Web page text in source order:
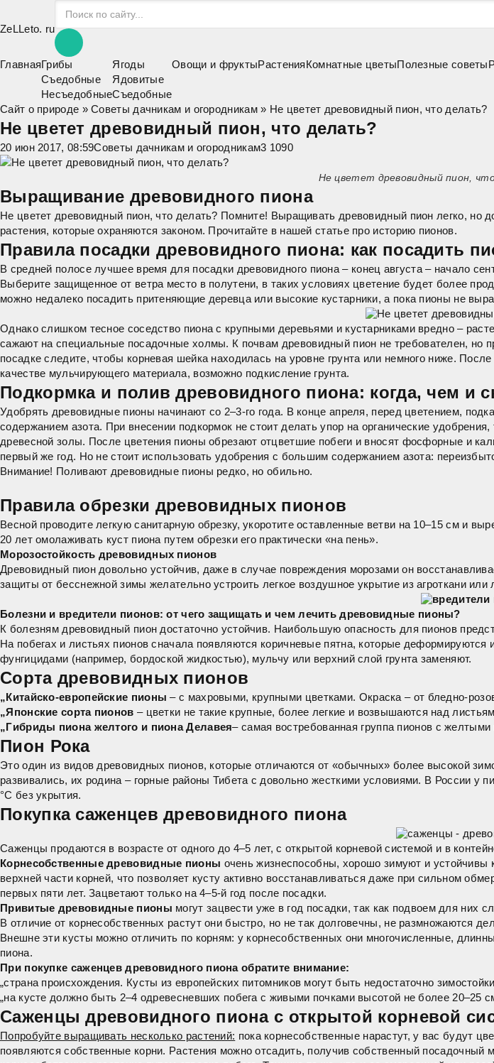
ZeLLeto. ru
ГлавнаяГрибы
Съедобные
Несъедобные
Ягоды
Ядовитые
Съедобные
Овощи и фруктыРастенияКомнатные цветыПолезные советы
Сайт о природе »Советы дачникам и огородникам» Не цветет древовидный пион, что делать?
Не цветет древовидный пион, что делать?
20 июн 2017, 08:59Советы дачникам и огородникам3 1090
Не цветет древовидный пион,
Выращивание древовидного пиона
Не цветет древовидный пион, что делать? Помните! Выращивать древовидный пион легко, но
растения, которые охраняются законом. Прочитайте в нашей статье про историю пионов.
Правила посадки древовидного пиона: как посадить
В средней полосе лучшее время для посадки древовидного пиона – конец августа – начало
Выберите защищенное от ветра место в полутени, в таких условиях цветение будет более
можно недалеко посадить притеняющие деревца или высокие кустарники, а пока пионы не
Однако слишком тесное соседство пиона с крупными деревьями и кустарниками вредно –
сажают на специальные посадочные холмы. К почвам древовидный пион не требователен, но
посадке следите, чтобы корневая шейка находилась на уровне грунта или немного ниже.
качестве мульчирующего материала, возможно подкисление грунта.
Подкормка и полив древовидного пиона: когда, чем и
Удобрять древовидные пионы начинают со 2–3-го года. В конце апреля, перед цветением,
содержанием азота. При внесении подкормок не стоит делать упор на органические
древесной золы. После цветения пионы обрезают отцветшие побеги и вносят фосфорные и
первый же год. Но не стоит использовать удобрения с большим содержанием азота:
Внимание! Поливают древовидные пионы редко, но обильно.
Правила обрезки древовидных пионов
Весной проводите легкую санитарную обрезку, укоротите оставленные ветви на 10–15 см и
20 лет омолаживать куст пиона путем обрезки его практически «на пень».
Морозостойкость древовидных пионов
Древовидный пион довольно устойчив, даже в случае повреждения морозами он
защиты от бесснежной зимы желательно устроить легкое воздушное укрытие из агроткани или
Болезни и вредители пионов: от чего защищать и чем лечить древовидные пионы?
К болезням древовидный пион достаточно устойчив. Наибольшую опасность для пионов
На побегах и листьях пионов сначала появляются коричневые пятна, которые
фунгицидами (например, бордоской жидкостью), мульчу или верхний слой грунта заменяют.
Сорта древовидных пионов
„Китайско-европейские пионы – с махровыми, крупными цветками. Окраска – от бледно-
„Японские сорта пионов – цветки не такие крупные, более легкие и возвышаются над
„Гибриды пиона желтого и пиона Делавея– самая востребованная группа пионов с желтыми
Пион Рока
Это один из видов древовидных пионов, которые отличаются от «обычных» более высокой
развивались, их родина – горные районы Тибета с довольно жесткими условиями. В России у
°С без укрытия.
Покупка саженцев древовидного пиона
Саженцы продаются в возрасте от одного до 4–5 лет, с открытой корневой системой и в
Корнесобственные древовидные пионы очень жизнеспособны, хорошо зимуют и устойчивы
верхней части корней, что позволяет кусту активно восстанавливаться даже при сильном
первых пяти лет. Зацветают только на 4–5-й год после посадки.
Привитые древовидные пионы могут зацвести уже в год посадки, так как подвоем для них
В отличие от корнесобственных растут они быстро, но не так долговечны, не размножаются
Внешне эти кусты можно отличить по корням: у корнесобственных они многочисленные,
пиона.
При покупке саженцев древовидного пиона обратите внимание:
„страна происхождения. Кусты из европейских питомников могут быть недостаточно
„на кусте должно быть 2–4 одревесневших побега с живыми почками высотой не более 20–25
Саженцы древовидного пиона с открытой корневой
Попробуйте выращивать несколько растений: пока корнесобственные нарастут, у вас будут
появляются собственные корни. Растения можно отсадить, получив собственный посадочный